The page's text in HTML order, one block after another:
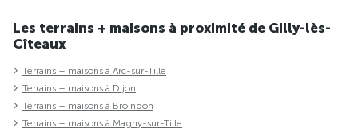
Les terrains + maisons à proximité de Gilly-lès-
Cîteaux
Terrains + maisons à Arc-sur-Tille
Terrains + maisons à Dijon
Terrains + maisons à Broindon
Terrains + maisons à Magny-sur-Tille